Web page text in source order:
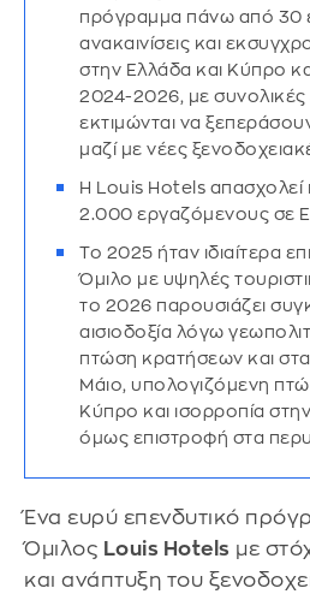
πρόγραμμα πάνω από 30
ανακαινίσεις και
στην Ελλάδα και Κύπρο
2024-2026, με συνολικές
εκτιμώνται να
μαζί με νέες
Η Louis Hotels απασχολεί
2.000 εργαζόμενους σε
Το 2025 ήταν ιδιαίτερα
Όμιλο με υψηλές
το 2026 παρουσιάζει
αισιοδοξία λόγω
πτώση κρατήσεων και
Μάιο, υπολογιζόμενη
Κύπρο και ισορροπία
όμως επιστροφή στα
Ένα ευρύ επενδυτικό
Όμιλος Louis Hotels με
και ανάπτυξη του